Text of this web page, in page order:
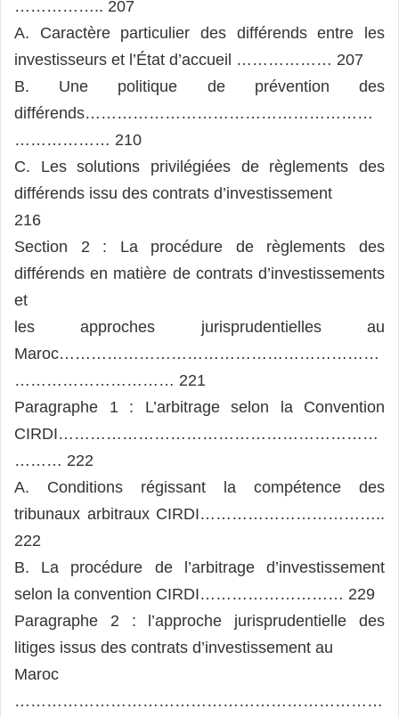
…………….. 207
A. Caractère particulier des différends entre les
investisseurs et l’État d’accueil ……………… 207
B. Une politique de prévention des
différends………………………………………………
……………… 210
C. Les solutions privilégiées de règlements des
différends issu des contrats d’investissement
216
Section 2 : La procédure de règlements des
différends en matière de contrats d’investissements
et
les approches jurisprudentielles au
Maroc……………………………………………………
………………………… 221
Paragraphe 1 : L’arbitrage selon la Convention
CIRDI……………………………………………………
……… 222
A. Conditions régissant la compétence des
tribunaux arbitraux CIRDI……………………………..
222
B. La procédure de l’arbitrage d’investissement
selon la convention CIRDI……………………… 229
Paragraphe 2 : l’approche jurisprudentielle des
litiges issus des contrats d’investissement au
Maroc
……………………………………………………………